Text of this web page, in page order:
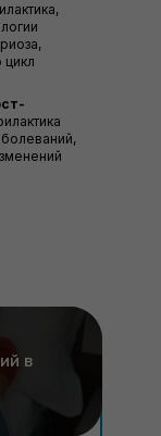
цикл
в